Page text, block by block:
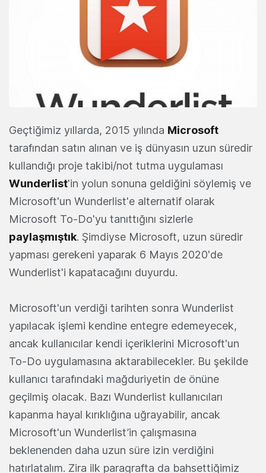
Geçtiğimiz yıllarda, 2015 yılında Microsoft
tarafından satın alınan ve iş dünyasın uzun süredir
kullandığı proje takibi/not tutma uygulaması
Wunderlist'in yolun sonuna geldiğini söylemiş ve
Microsoft'un Wunderlist'e alternatif olarak
Microsoft To-Do'yu tanıttığını sizlerle
paylaşmıştık. Şimdiyse Microsoft, uzun süredir
yapması gerekeni yaparak 6 Mayıs 2020'de
Wunderlist'i kapatacağını duyurdu.
Microsoft'un verdiği tarihten sonra Wunderlist
yapılacak işlemi kendine entegre edemeyecek,
ancak kullanıcılar kendi içeriklerini Microsoft'un
To-Do uygulamasına aktarabilecekler. Bu şekilde
kullanıcı tarafındaki mağduriyetin de önüne
geçilmiş olacak. Bazı Wunderlist kullanıcıları
kapanma hayal kırıklığına uğrayabilir, ancak
Microsoft'un Wunderlist’in çalışmasına
beklenenden daha uzun süre izin verdiğini
hatırlatalım. Zira ilk paragrafta da bahsettiğimiz